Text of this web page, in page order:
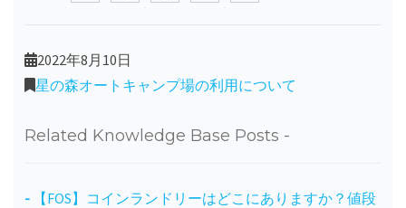
2022年8月10日
星の森オートキャンプ場の利用について
Related Knowledge Base Posts -
【FOS】コインランドリーはどこにありますか？値段